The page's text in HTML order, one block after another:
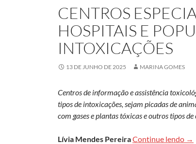
CENTROS
HOSPITAIS E
INTOXICAÇÕES
13 DE JUNHO DE 2025 MARINA GOMES
Centros de informação e assistência
tipos de intoxicações, sejam picadas de
com gases e plantas tóxicas e outros tipos de
Lívia Mendes PereiraContinue lendo →